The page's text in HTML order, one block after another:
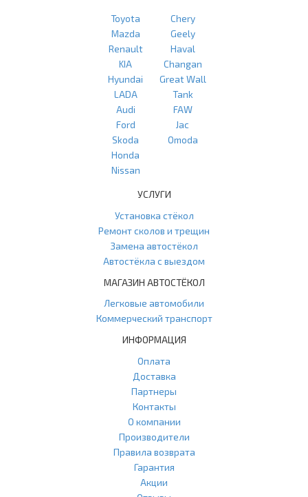
Toyota
Mazda
Renault
KIA
Hyundai
LADA
Audi
Ford
Skoda
Honda
Nissan
Chery
Geely
Haval
Changan
Great Wall
Tank
FAW
Jac
Omoda
УСЛУГИ
Установка стёкол
Ремонт сколов и трещин
Замена автостёкол
Автостёкла с выездом
МАГАЗИН АВТОСТЁКОЛ
Легковые автомобили
Коммерческий транспорт
ИНФОРМАЦИЯ
Оплата
Доставка
Партнеры
Контакты
О компании
Производители
Правила возврата
Гарантия
Акции